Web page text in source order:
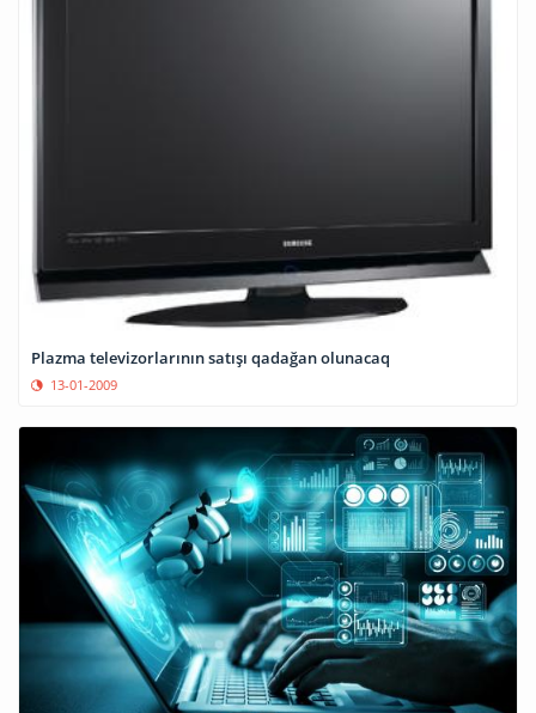
Plazma televizorlarının satışı qadağan olunacaq
13-01-2009